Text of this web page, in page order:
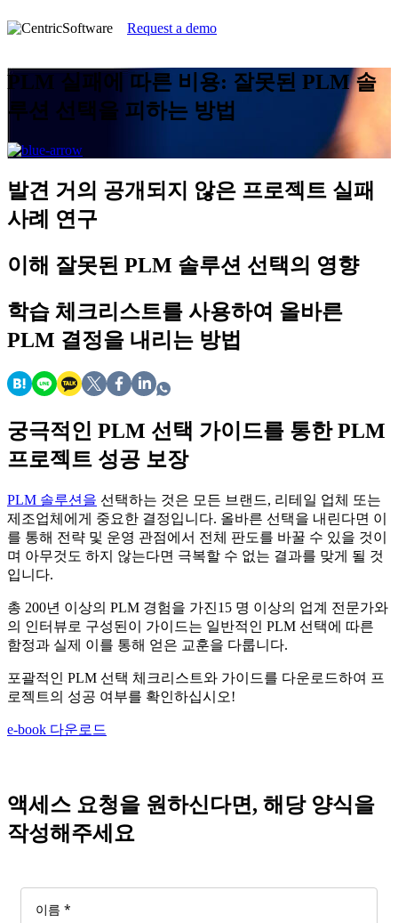
Request a demo
PLM 실패에 따른 비용: 잘못된 PLM 솔
루션 선택을 피하는 방법
발견 거의 공개되지 않은 프로젝트 실패
사례 연구
이해 잘못된 PLM 솔루션 선택의 영향
학습 체크리스트를 사용하여 올바른
PLM 결정을 내리는 방법
궁극적인 PLM 선택 가이드를 통한PLM
프로젝트 성공 보장
PLM 솔루션을 선택하는 것은 모든 브랜드, 리테일 업체 또는
제조업체에게 중요한 결정입니다. 올바른 선택을 내린다면 이
를 통해 전략 및 운영 관점에서 전체 판도를 바꿀 수 있을 것이
며 아무것도 하지 않는다면 극복할 수 없는 결과를 맞게 될 것
입니다.
총 200년 이상의 PLM 경험을 가진15 명 이상의 업계 전문가와
의 인터뷰로 구성된이 가이드는 일반적인 PLM 선택에 따른
함정과 실제 이를 통해 얻은 교훈을 다룹니다.
포괄적인 PLM 선택 체크리스트와 가이드를 다운로드하여 프
로젝트의 성공 여부를 확인하십시오!
e-book 다운로드
액세스 요청을 원하신다면, 해당 양식을
작성해주세요